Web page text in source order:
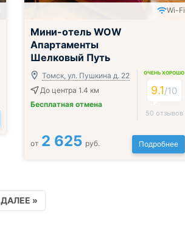
Wi-Fi
Мини-отель WOW
Апартаменты
Шелковый Путь
Томск, ул. Пушкина д. 22
До центра 1.4 км
Бесплатная отмена
ОЧЕНЬ ХОРОШО
9.1/10
50 отзывов
от 2 625 руб. Подробнее
ДАЛЕЕ »